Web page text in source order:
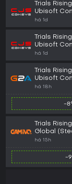
Trials
Ubisoft
(GLOBAL)
há 1d
Trials
Ubisoft
States
há 1d
Trials
Ubisoft
há 18h
-
Trials
Global
há 15h
-